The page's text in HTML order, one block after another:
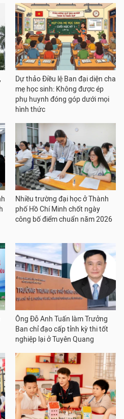
Dự thảo Điều lệ Ban đại diện cha
mẹ học sinh: Không được ép
phụ huynh đóng góp dưới mọi
hình thức
Nhiều trường đại học ở Thành
phố Hồ Chí Minh chốt ngày
công bố điểm chuẩn năm 2026
Ông Đỗ Anh Tuấn làm Trưởng
Ban chỉ đạo cấp tỉnh kỳ thi tốt
nghiệp lại ở Tuyên Quang